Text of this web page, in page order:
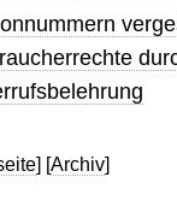
] [Archiv]